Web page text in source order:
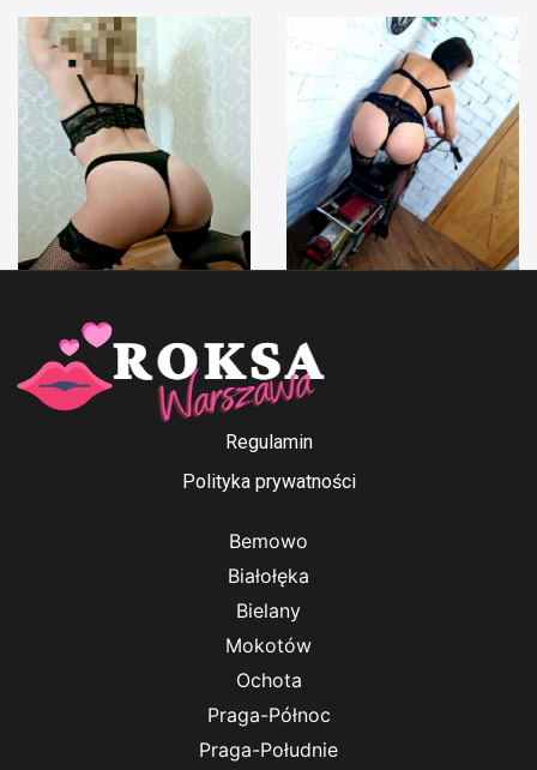
Anna Ford Irenka
Regulamin
Polityka prywatności
Bemowo
Białołęka
Bielany
Mokotów
Ochota
Praga-Północ
Praga-Południe